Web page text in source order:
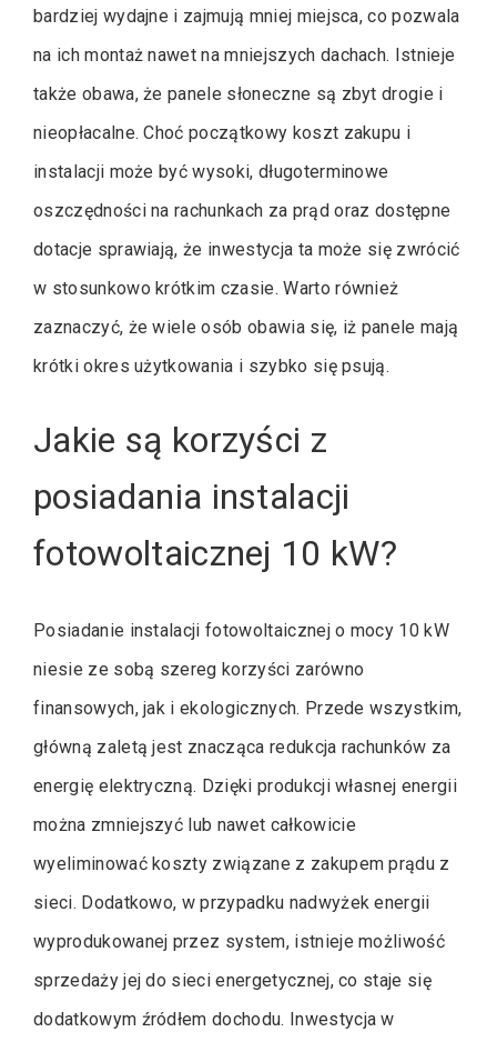
bardziej wydajne i zajmują mniej miejsca, co pozwala
na ich montaż nawet na mniejszych dachach. Istnieje
także obawa, że panele słoneczne są zbyt drogie i
nieopłacalne. Choć początkowy koszt zakupu i
instalacji może być wysoki, długoterminowe
oszczędności na rachunkach za prąd oraz dostępne
dotacje sprawiają, że inwestycja ta może się zwrócić
w stosunkowo krótkim czasie. Warto również
zaznaczyć, że wiele osób obawia się, iż panele mają
krótki okres użytkowania i szybko się psują.
Jakie są korzyści z
posiadania instalacji
fotowoltaicznej 10 kW?
Posiadanie instalacji fotowoltaicznej o mocy 10 kW
niesie ze sobą szereg korzyści zarówno
finansowych, jak i ekologicznych. Przede wszystkim,
główną zaletą jest znacząca redukcja rachunków za
energię elektryczną. Dzięki produkcji własnej energii
można zmniejszyć lub nawet całkowicie
wyeliminować koszty związane z zakupem prądu z
sieci. Dodatkowo, w przypadku nadwyżek energii
wyprodukowanej przez system, istnieje możliwość
sprzedaży jej do sieci energetycznej, co staje się
dodatkowym źródłem dochodu. Inwestycja w